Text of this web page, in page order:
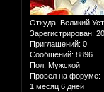
Откуда: Великий
Зарегистрирован:
Приглашений: 0
Сообщений: 8896
Пол: Мужской
Провел на форуме:
1 месяц 6 дней